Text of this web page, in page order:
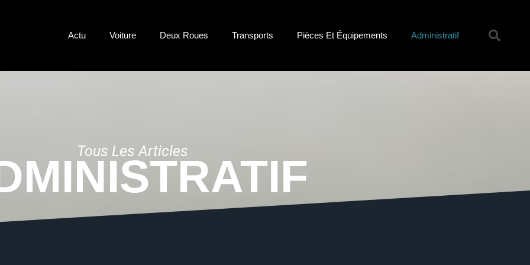
Actu Voiture Deux Roues Transports Pièces Et Équipements Administratif
Tous Les Articles